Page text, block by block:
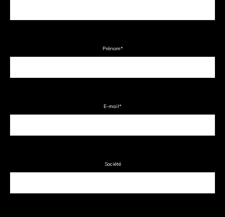
Prénom*
E-mail*
Société